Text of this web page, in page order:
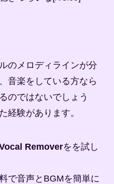
のメロディラインが分
音楽をしている方なら
のではないでしょう
経験があります。
Removerをを試し
で音声とBGMを簡単に